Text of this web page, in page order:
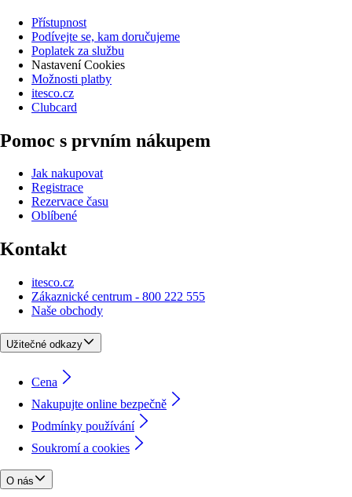
Přístupnost
Podívejte se, kam doručujeme
Poplatek za službu
Nastavení Cookies
Možnosti platby
itesco.cz
Clubcard
Pomoc s prvním nákupem
Jak nakupovat
Registrace
Rezervace času
Oblíbené
Kontakt
itesco.cz
Zákaznické centrum - 800 222 555
Naše obchody
Užitečné odkazy
Cena
Nakupujte online bezpečně
Podmínky používání
Soukromí a cookies
O nás